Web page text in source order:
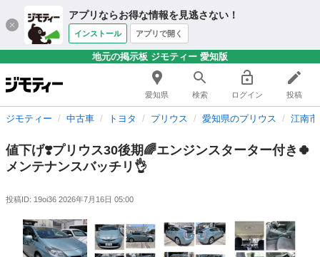
アプリならお得な情報を見逃さない！
インストール アプリで開く
地元の掲示板 ジモティー 愛知版
愛知県 検索 ログイン 投稿
ジモティー 中古車 トヨタ プリウス 愛知県のプリウス 江南
値下げ❣️プリウス30後期🌈エンジンスターター付き🍀
メンテナンスバッチリ👌
投稿ID: 19oi36 2026年7月16日 05:00